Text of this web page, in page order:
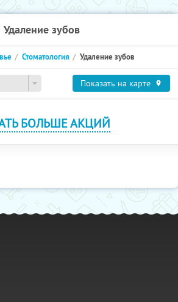
Удаление зубов
Стоматология Удаление зубов
Показать на карте
БОЛЬШЕ АКЦИЙ